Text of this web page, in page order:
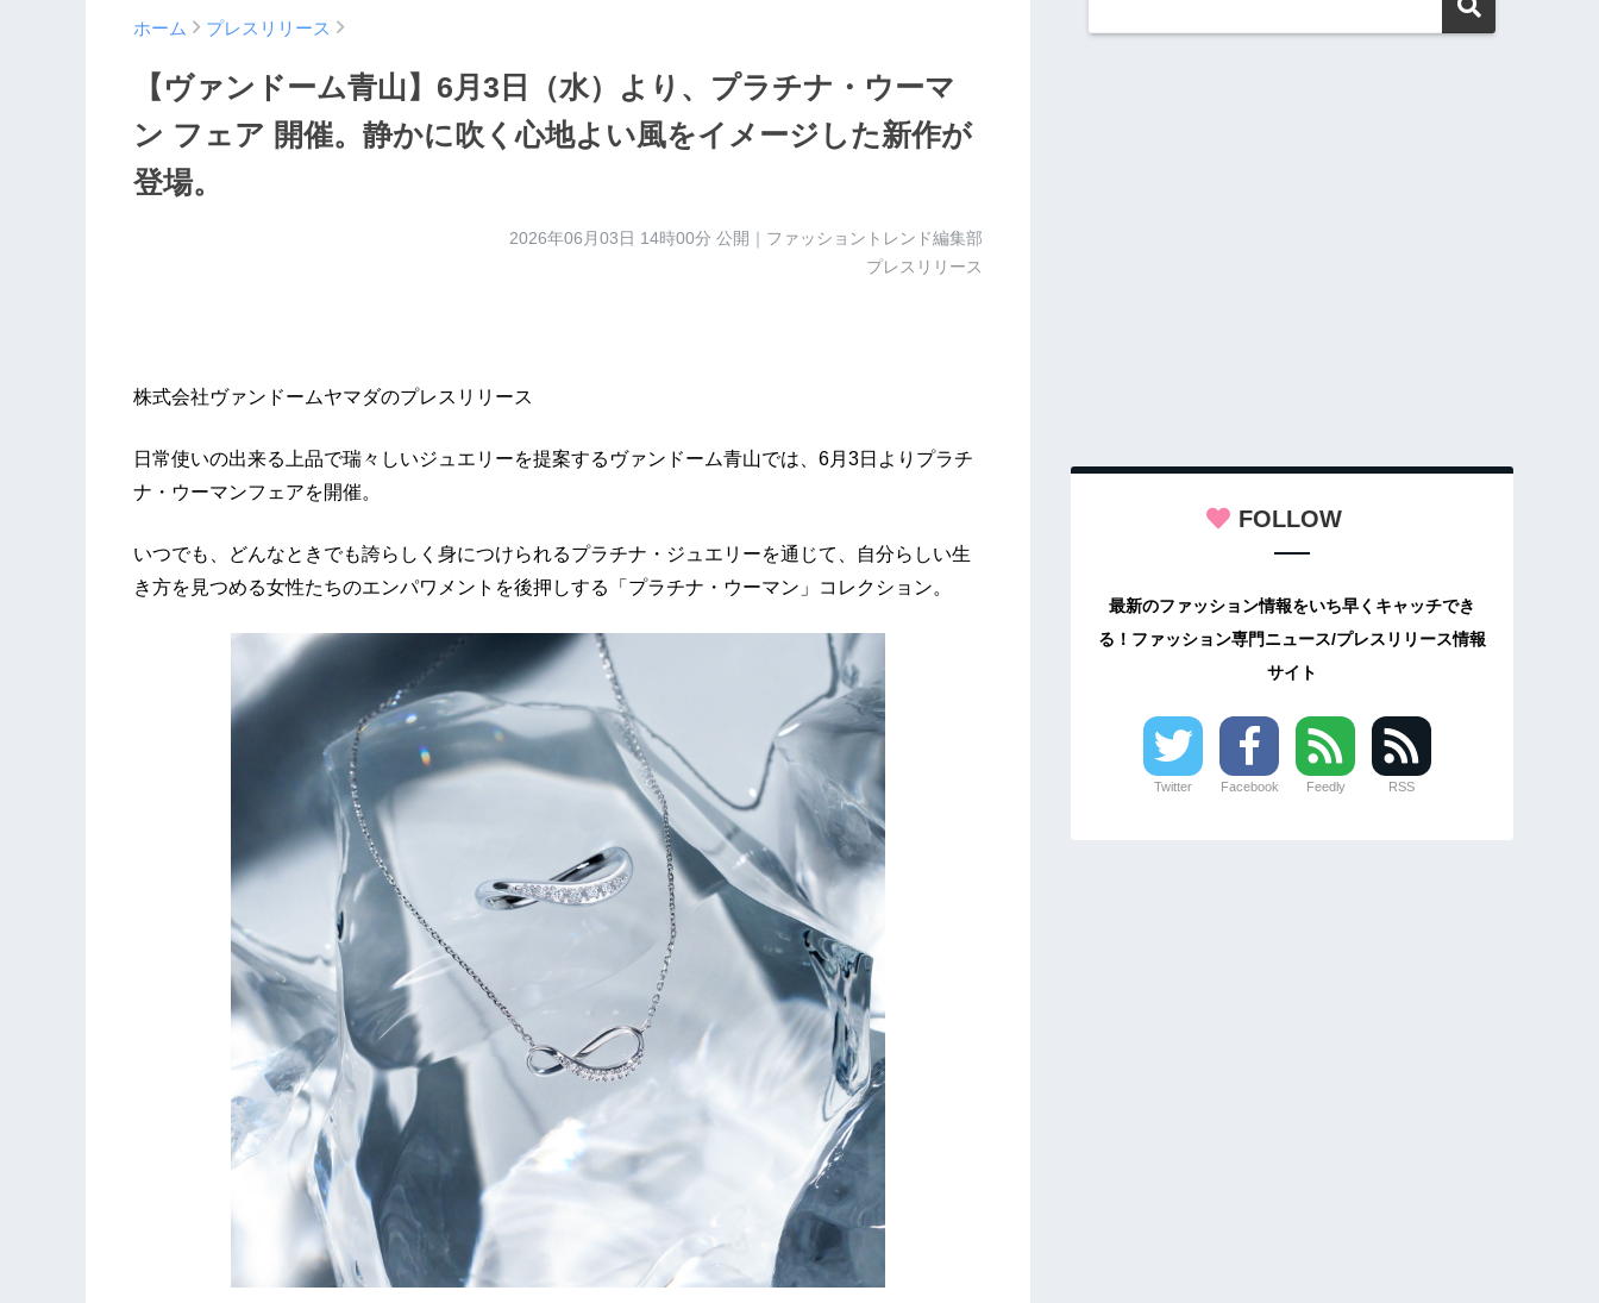
ホーム プレスリリース
【ヴァンドーム青山】6月3日（水）より、プラチナ・ウーマ
ン フェア 開催。静かに吹く心地よい風をイメージした新作が
登場。
2026年06月03日 14時00分 公開｜ファッショントレンド編集部
プレスリリース
株式会社ヴァンドームヤマダのプレスリリース
日常使いの出来る上品で瑞々しいジュエリーを提案するヴァンドーム青山では、6月3日よりプラチ
ナ・ウーマンフェアを開催。
いつでも、どんなときでも誇らしく身につけられるプラチナ・ジュエリーを通じて、自分らしい生
き方を見つめる女性たちのエンパワメントを後押しする「プラチナ・ウーマン」コレクション。
FOLLOW
最新のファッション情報をいち早くキャッチでき
る！ファッション専門ニュース/プレスリリース情報
サイト
Twitter Facebook Feedly RSS